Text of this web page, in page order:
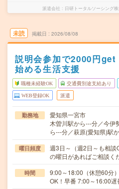
派遣会社 日研トータルソーシング
未読 掲載日 2026/08/08
説明会参加で2000円get
始める生活支援
職種未経験OK 交通費別途支給あり
WEB登録OK 派遣
勤務地
愛知県一宮市
木曽川駅から---分／今伊
ら---分／萩原(愛知県)駅
曜日頻度
週3日～（週2日～も相談
の曜日があればご相談く
時間
9:00～18:00（休憩60分
OK！早番 7:00～16:00